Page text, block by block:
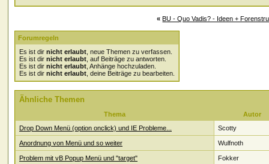
« BU - Quo Vadis? - Ideen +
Forumregeln
Es ist dir nicht erlaubt , neue Themen zu verfassen.
Es ist dir nicht erlaubt , auf Beiträge zu antworten.
Es ist dir nicht erlaubt , Anhänge hochzuladen.
Es ist dir nicht erlaubt , deine Beiträge zu bearbeiten.
Ähnliche Themen
Thema
Autor
Drop Down Menü (option onclick) und IE Probleme...
Scotty
Anordnung von Menü und so weiter Wulfnoth
Problem mit vB Popup Menü und "target" Fokker